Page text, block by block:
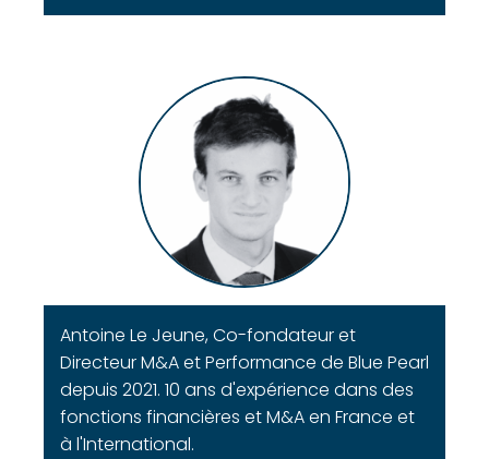
Antoine Le Jeune, Co-fondateur et
Directeur M&A et Performance de Blue Pearl
depuis 2021. 10 ans d'expérience dans des
fonctions financières et M&A en France et
à l'International.